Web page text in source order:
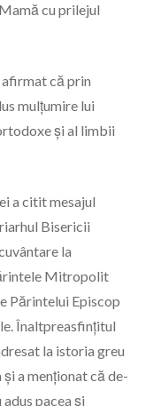
cu prilejul
că prin
mulţumire lui
şi al limbii
a citit mesajul
Bisericii
la
Mitropolit
Părintelui Episcop
Înaltpreasfinţitul
la istoria greu
a menţionat că de-
pacea şi